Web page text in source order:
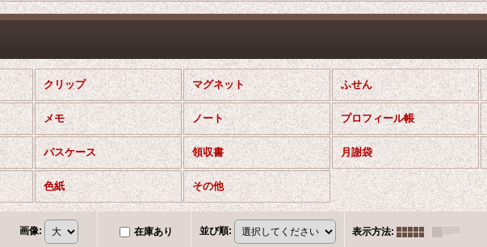
クリップ マグネット ふせん
メモ ノート プロフィール帳
パスケース 領収書 月謝袋
色紙 その他
画像: 在庫あり 並び順: 表示方法: